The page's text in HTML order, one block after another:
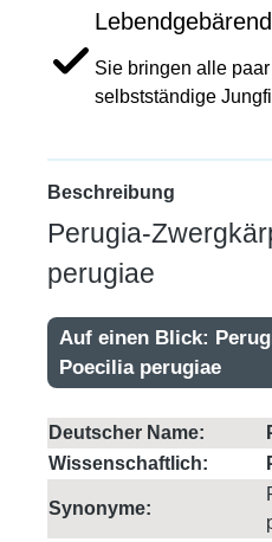
Lebendgebärend
Sie bringen alle
selbstständige
Beschreibung
Perugia-
perugiae
Auf einen Blick:
Poecilia perugiae
Deutscher Name:
Wissenschaftlich:
Synonyme: